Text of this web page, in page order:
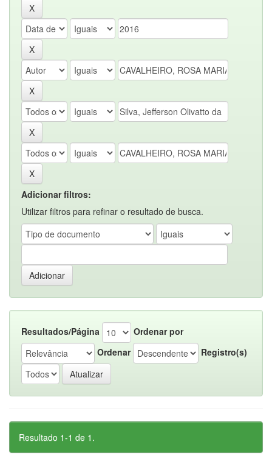
Adicionar filtros:
Utilizar filtros para refinar o resultado de busca.
Resultados/Página
Ordenar por
Ordenar
Registro(s)
Resultado 1-1 de 1.